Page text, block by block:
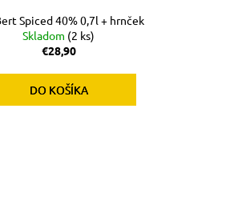
Spiced 40% 0,7l + hrnček
Skladom (2 ks)
€28,90
DO KOŠÍKA